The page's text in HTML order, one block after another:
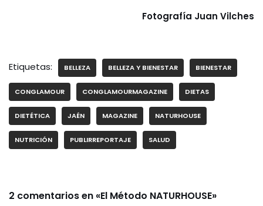
Fotografía Juan Vilches
Etiquetas: BELLEZA BELLEZA Y BIENESTAR BIENESTAR
CONGLAMOUR CONGLAMOURMAGAZINE DIETAS
DIETÉTICA JAÉN MAGAZINE NATURHOUSE
NUTRICIÓN PUBLIRREPORTAJE SALUD
2 comentarios en «El Método NATURHOUSE»